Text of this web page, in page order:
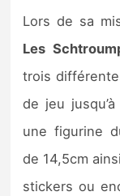
Lors de sa
Les
trois
de jeu
une figurine
de 14,5cm
stickers ou